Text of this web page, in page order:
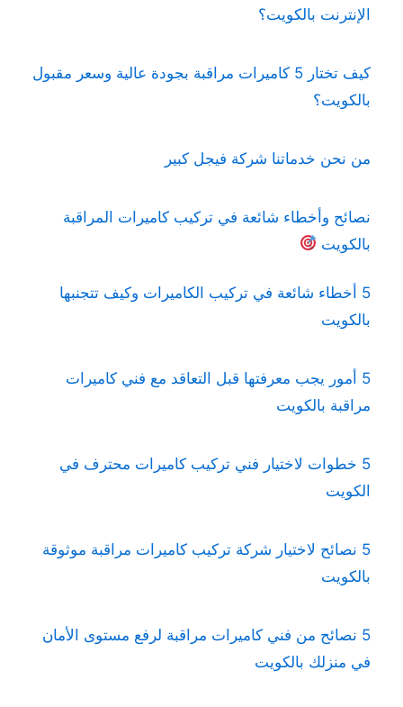
الإنترنت بالكويت؟
كيف تختار 5 كاميرات مراقبة بجودة عالية وسعر مقبول
بالكويت؟
من نحن خدماتنا شركة فيجل كبير
نصائح وأخطاء شائعة في تركيب كاميرات المراقبة
بالكويت
5 أخطاء شائعة في تركيب الكاميرات وكيف تتجنبها
بالكويت
5 أمور يجب معرفتها قبل التعاقد مع فني كاميرات
مراقبة بالكويت
5 خطوات لاختيار فني تركيب كاميرات محترف في
الكويت
5 نصائح لاختيار شركة تركيب كاميرات مراقبة موثوقة
بالكويت
5 نصائح من فني كاميرات مراقبة لرفع مستوى الأمان
في منزلك بالكويت